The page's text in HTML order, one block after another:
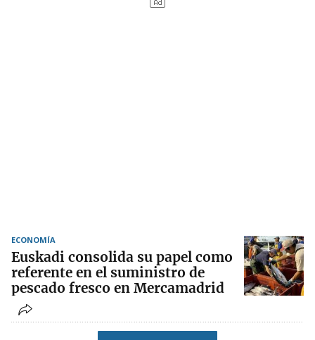
ECONOMÍA
Euskadi consolida su papel como
referente en el suministro de
pescado fresco en Mercamadrid